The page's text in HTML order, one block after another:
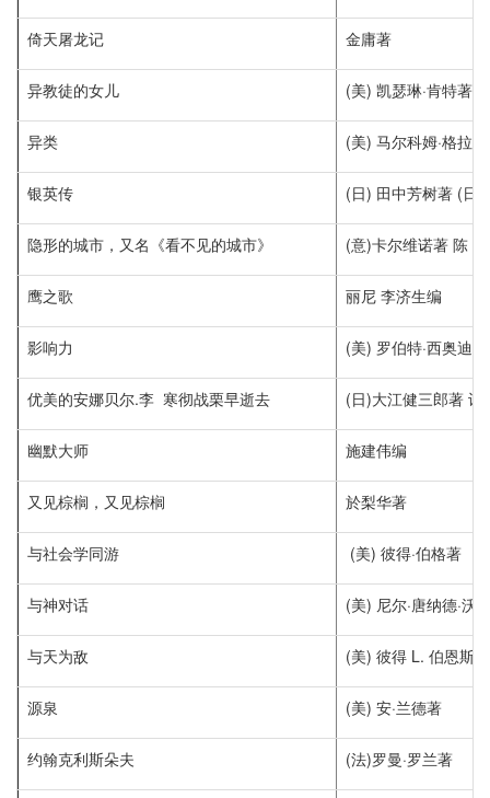
倚天屠龙记 金庸著
异教徒的女儿 (美) 凯瑟琳·肯特著
异类 (美) 马尔科姆·格拉
银英传 (日) 田中芳树著 (日)
隐形的城市，又名《看不见的城市》 (意)卡尔维诺著 陈
鹰之歌 丽尼 李济生编
影响力 (美) 罗伯特·西奥迪
优美的安娜贝尔.李 寒彻战栗早逝去 (日)大江健三郎著 许
幽默大师 施建伟编
又见棕榈，又见棕榈 於梨华著
与社会学同游 (美) 彼得·伯格著
与神对话 (美) 尼尔·唐纳德·沃
与天为敌 (美) 彼得 L. 伯恩斯
源泉 (美) 安·兰德著
约翰克利斯朵夫 (法)罗曼·罗兰著